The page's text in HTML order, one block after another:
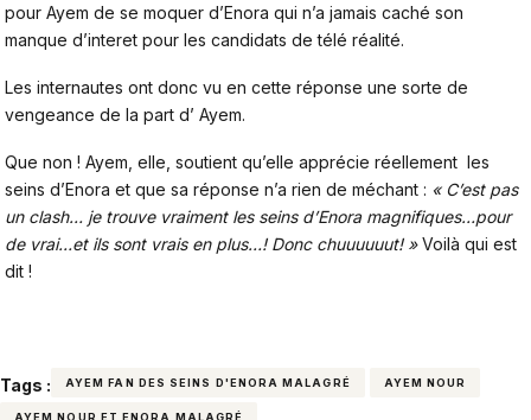
pour Ayem de se moquer d’Enora qui n’a jamais caché son
manque d’interet pour les candidats de télé réalité.
Les internautes ont donc vu en cette réponse une sorte de
vengeance de la part d’ Ayem.
Que non ! Ayem, elle, soutient qu’elle apprécie réellement les
seins d’Enora et que sa réponse n’a rien de méchant : « C’est pas
un clash… je trouve vraiment les seins d’Enora magnifiques…pour
de vrai…et ils sont vrais en plus…! Donc chuuuuuut! »Voilà qui est
dit !
Tags : AYEM FAN DES SEINS D'ENORA MALAGRÉ AYEM NOUR
AYEM NOUR ET ENORA MALAGRÉ